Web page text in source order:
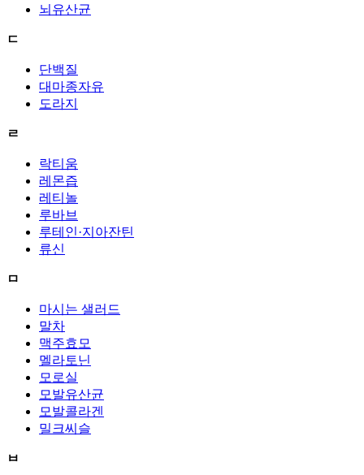
뇌유산균
ㄷ
단백질
대마종자유
도라지
ㄹ
락티움
레몬즙
레티놀
루바브
루테인·지아잔틴
류신
ㅁ
마시는 샐러드
말차
맥주효모
멜라토닌
모로실
모발유산균
모발콜라겐
밀크씨슬
ㅂ